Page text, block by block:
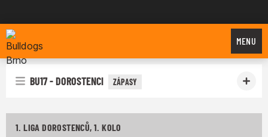
Bulldogs Brno
MENU
BU17 - DOROSTENCI ZÁPASY
1. LIGA DOROSTENCŮ, 1. KOLO